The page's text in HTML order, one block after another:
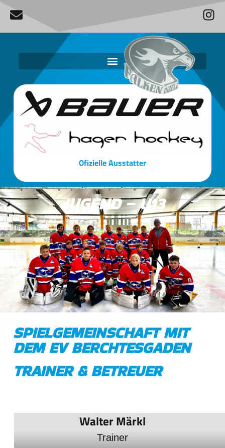
Ofizielle Ausstatter
JUGEND – U13
SPIELGEMEINSCHAFT MIT
DEM EV BERCHTESGADEN
TRAINER & BETREUER
Walter Märkl
Trainer